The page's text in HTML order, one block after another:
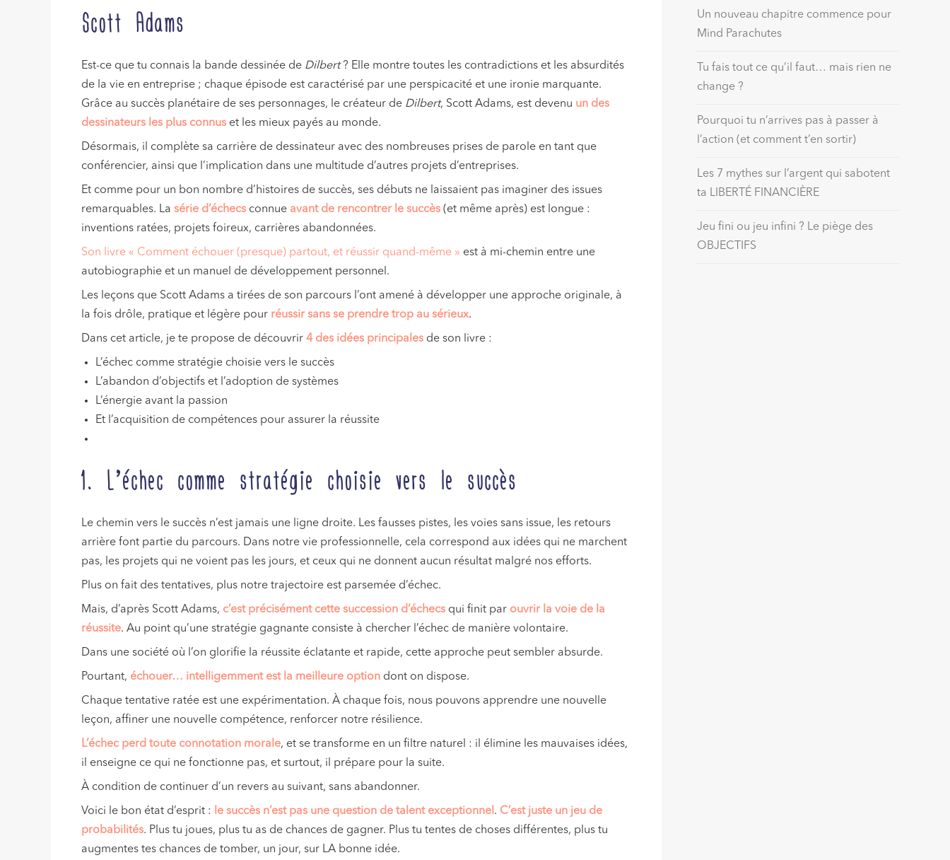
Scott Adams
Est-ce que tu connais la bande dessinée de Dilbert? Elle montre toutes les contradictions et les absurdités
de la vie en entreprise ; chaque épisode est caractérisé par une perspicacité et une ironie marquante.
Grâce au succès planétaire de ses personnages, le créateur de Dilbert, Scott Adams, est devenu un des
dessinateurs les plus connus et les mieux payés au monde.
Désormais, il complète sa carrière de dessinateur avec des nombreuses prises de parole en tant que
conférencier, ainsi que l’implication dans une multitude d’autres projets d’entreprises.
Et comme pour un bon nombre d’histoires de succès, ses débuts ne laissaient pas imaginer des issues
remarquables. Lasérie d’échecs connue avant de rencontrer le succès (et même après) est longue :
inventions ratées, projets foireux, carrières abandonnées.
Son livre « Comment échouer (presque) partout, et réussir quand-même » est à mi-chemin entre une
autobiographie et un manuel de développement personnel.
Les leçons que Scott Adams a tirées de son parcours l’ont amené à développer une approche originale, à
la fois drôle, pratique et légère pour réussir sans se prendre trop au sérieux.
Dans cet article, je te propose de découvrir4 des idées principales de son livre :
L’échec comme stratégie choisie vers le succès
L’abandon d’objectifs et l’adoption de systèmes
L’énergie avant la passion
Et l’acquisition de compétences pour assurer la réussite
1. L’échec comme stratégie choisie vers le succès
Le chemin vers le succès n’est jamais une ligne droite. Les fausses pistes, les voies sans issue, les retours
arrière font partie du parcours. Dans notre vie professionnelle, cela correspond aux idées qui ne marchent
pas, les projets qui ne voient pas les jours, et ceux qui ne donnent aucun résultat malgré nos efforts.
Plus on fait des tentatives, plus notre trajectoire est parsemée d’échec.
Mais, d’après Scott Adams, c’est précisément cette succession d’échecs qui finit par ouvrir la voie de la
réussite. Au point qu’une stratégie gagnante consiste à chercher l’échec de manière volontaire.
Dans une société où l’on glorifie la réussite éclatante et rapide, cette approche peut sembler absurde.
Pourtant, échouer… intelligemment est la meilleure option dont on dispose.
Chaque tentative ratée est une expérimentation. À chaque fois, nous pouvons apprendre une nouvelle
leçon, affiner une nouvelle compétence, renforcer notre résilience.
L’échec perd toute connotation morale, et se transforme en un filtre naturel : il élimine les mauvaises idées,
il enseigne ce qui ne fonctionne pas, et surtout, il prépare pour la suite.
À condition de continuer d’un revers au suivant, sans abandonner.
Voici le bon état d’esprit : le succès n’est pas une question de talent exceptionnel . C’est juste un jeu de
probabilités. Plus tu joues, plus tu as de chances de gagner. Plus tu tentes de choses différentes, plus tu
augmentes tes chances de tomber, un jour, sur LA bonne idée.
Un nouveau chapitre commence pour
Mind Parachutes
Tu fais tout ce qu’il faut… mais rien ne
change ?
Pourquoi tu n’arrives pas à passer à
l’action (et comment t’en sortir)
Les 7 mythes sur l’argent qui sabotent
ta LIBERTÉ FINANCIÈRE
Jeu fini ou jeu infini ? Le piège des
OBJECTIFS